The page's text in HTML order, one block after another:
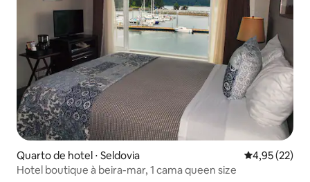
Quarto de hotel ⋅ Seldovia 4,95 de uma
4,95 (22)
Hotel boutique à beira-mar, 1 cama queen size